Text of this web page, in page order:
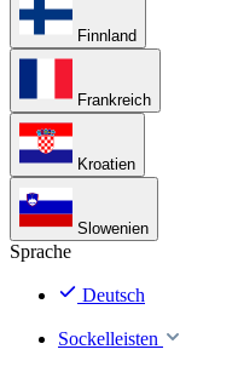
Finnland
Frankreich
Kroatien
Slowenien
Sprache
Deutsch
Sockelleisten